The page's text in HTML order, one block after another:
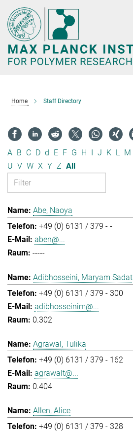
Main-
Content
Home Staff Directory
A B C D d E F G H I J K L M
U V W X Y Z All
Abe, Naoya
+49 (0) 6131 / 379 - -
aben@...
-----
Adibhosseini, Maryam Sadat
+49 (0) 6131 / 379 - 300
adibhosseinim@...
0.302
Agrawal, Tulika
+49 (0) 6131 / 379 - 162
agrawalt@...
0.404
Allen, Alice
+49 (0) 6131 / 379 - 328